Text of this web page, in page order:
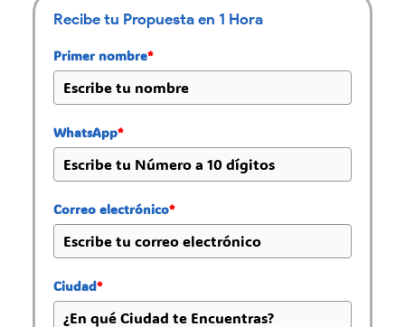
Recibe tu Propuesta en 1 Hora
Primer nombre*
WhatsApp*
Correo electrónico*
Ciudad*